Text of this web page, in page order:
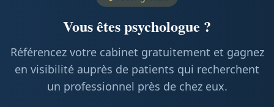
Vous êtes psychologue ?
Référencez votre cabinet gratuitement et gagnez
en visibilité auprès de patients qui recherchent
un professionnel près de chez eux.